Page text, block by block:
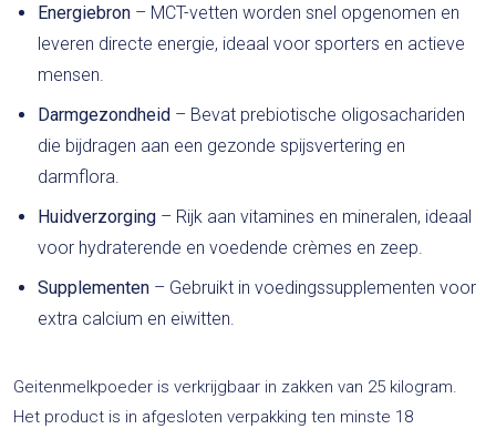
Energiebron – MCT-vetten worden snel opgenomen en
leveren directe energie, ideaal voor sporters en actieve
mensen.
Darmgezondheid – Bevat prebiotische oligosachariden
die bijdragen aan een gezonde spijsvertering en
darmflora.
Huidverzorging – Rijk aan vitamines en mineralen, ideaal
voor hydraterende en voedende crèmes en zeep.
Supplementen – Gebruikt in voedingssupplementen voor
extra calcium en eiwitten.
Geitenmelkpoeder is verkrijgbaar in zakken van 25 kilogram.
Het product is in afgesloten verpakking ten minste 18